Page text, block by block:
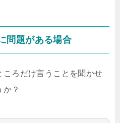
問題がある場合
ころだけ言うことを聞かせ
？